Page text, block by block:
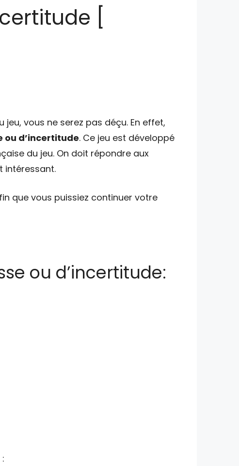
[
vous ne serez pas déçu. En effet,
ou d’incertitude. Ce jeu est développé
du jeu. On doit répondre aux
intéressant.
que vous puissiez continuer votre
ou d’incertitude: